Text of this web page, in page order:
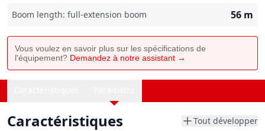
Boom length: full-extension boom 56 m
Vous voulez en savoir plus sur les spécifications de
l'équipement? Demandez à notre assistant →
Caractéristiques Tout développer